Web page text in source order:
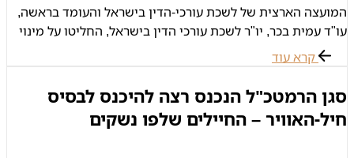
המועצה הארצית של לשכת עורכי-הדין בישראל והעומד בראשה,
עו"ד עמית בכר, יו"ר לשכת עורכי הדין בישראל, החליטו על מינוי
עורך-דין עידן דביר לתפקיד יו"ר ועדת צבא ובטחון של לשכת
קרא עוד
סגן הרמטכ"ל הנכנס רצה להיכנס לבסיס
חיל-האוויר – החיילים שלפו נשקים